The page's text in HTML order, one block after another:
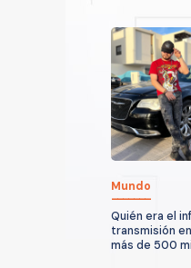
Mundo
Quién era el
transmisión
más de 500